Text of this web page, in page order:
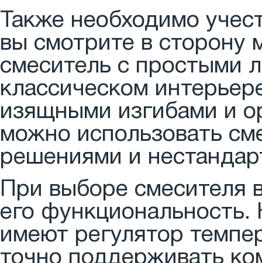
Также необходимо
вы смотрите в сторону
смеситель с простыми
классическом
изящными изгибами и
можно использовать
решениями и
При выборе смесителя
его
имеют регулятор
точно поддерживать